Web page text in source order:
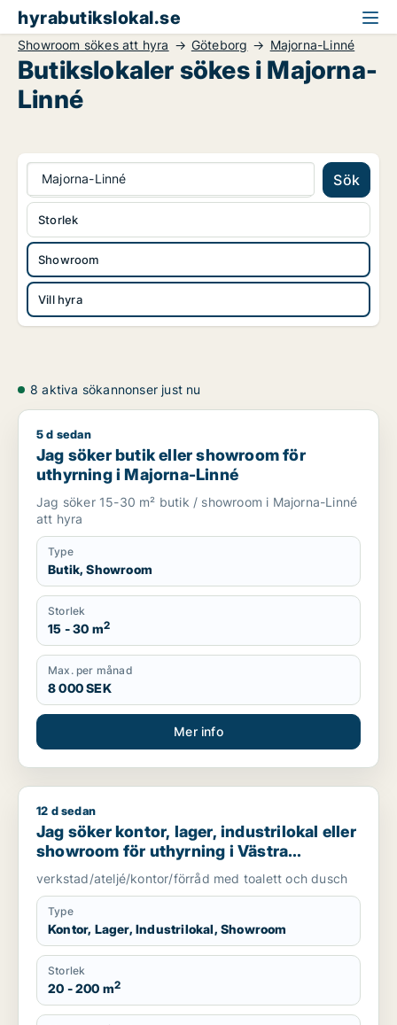
hyrabutikslokal.se
Showroom sökes att hyra Göteborg Majorna-Linné
Butikslokaler sökes i Majorna-
Linné
Majorna-Linné Sök
Showroom
Vill hyra
Storlek
8 aktiva sökannonser just nu
Jag söker butik eller showroom för uthyrning i Majorna-Linné
5 d sedan
Jag söker butik eller showroom för
uthyrning i Majorna-Linné
Jag söker 15-30 m² butik / showroom i Majorna-Linné
att hyra
Type
Butik, Showroom
Storlek
15 - 30 m2
Max. per månad
8 000 SEK
Mer info
Jag söker kontor, lager, industrilokal eller showroom för
12 d sedan
Jag söker kontor, lager, industrilokal eller
showroom för uthyrning i Västra
Götaland
verkstad/ateljé/kontor/förråd med toalett och dusch
Type
Kontor, Lager, Industrilokal, Showroom
Storlek
20 - 200 m2